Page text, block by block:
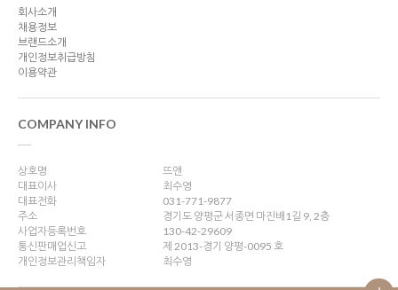
회사소개
채용정보
브랜드소개
개인정보취급방침
이용약관
COMPANY INFO
상호명
뜨앤
대표이사
최수영
대표전화
031-771-9877
주소
경기도 양평군 서종면 마진배1길 9, 2층
사업자등록번호
130-42-29609
통신판매업신고
제 2013-경기 양평-0095 호
개인정보관리책임자
최수영